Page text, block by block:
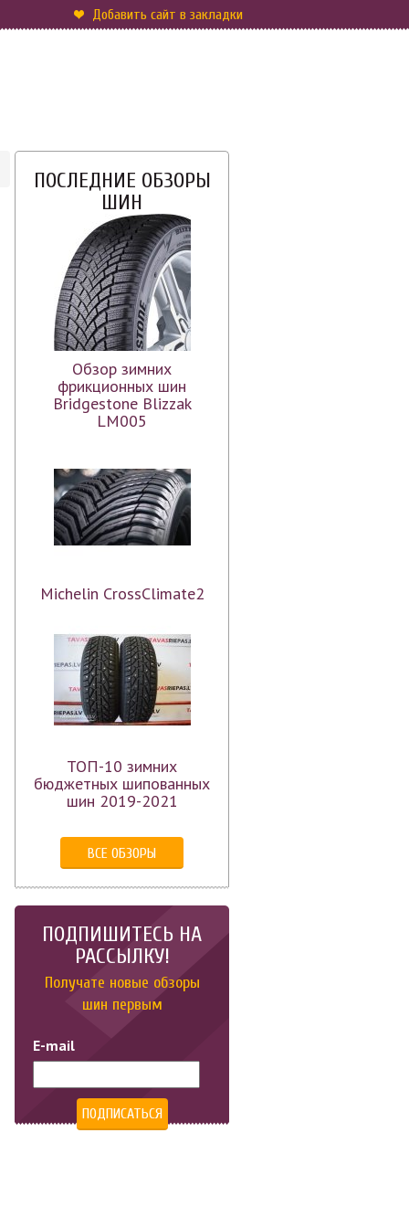
Добавить сайт в закладки
ПОСЛЕДНИЕ ОБЗОРЫ
ШИН
Обзор зимних
фрикционных шин
Bridgestone Blizzak
LM005
Michelin CrossClimate2
ТОП-10 зимних
бюджетных шипованных
шин 2019-2021
ВСЕ ОБЗОРЫ
ПОДПИШИТЕСЬ НА
РАССЫЛКУ!
Получате новые обзоры
шин первым
E-mail